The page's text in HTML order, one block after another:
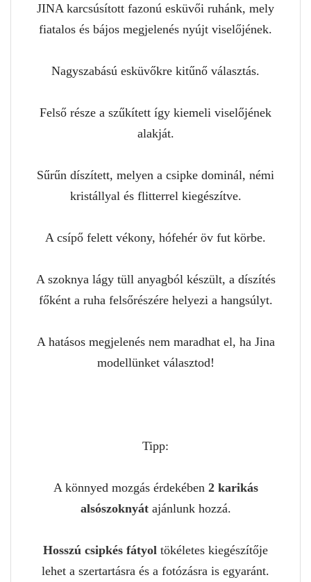
JINA karcsúsított fazonú esküvői ruhánk, mely
fiatalos és bájos megjelenés nyújt viselőjének.
Nagyszabású esküvőkre kitűnő választás.
Felső része a szűkített így kiemeli viselőjének
alakját.
Sűrűn díszített, melyen a csipke dominál, némi
kristállyal és flitterrel kiegészítve.
A csípő felett vékony, hófehér öv fut körbe.
A szoknya lágy tüll anyagból készült, a díszítés
főként a ruha felsőrészére helyezi a hangsúlyt.
A hatásos megjelenés nem maradhat el, ha Jina
modellünket választod!
Tipp:
A könnyed mozgás érdekében 2 karikás
alsószoknyát ajánlunk hozzá.
Hosszú csipkés fátyol tökéletes kiegészítője
lehet a szertartásra és a fotózásra is egyaránt.